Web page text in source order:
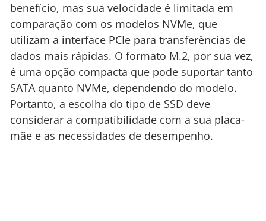
benefício, mas sua velocidade é limitada em
comparação com os modelos NVMe, que
utilizam a interface PCIe para transferências de
dados mais rápidas. O formato M.2, por sua vez,
é uma opção compacta que pode suportar tanto
SATA quanto NVMe, dependendo do modelo.
Portanto, a escolha do tipo de SSD deve
considerar a compatibilidade com a sua placa-
mãe e as necessidades de desempenho.